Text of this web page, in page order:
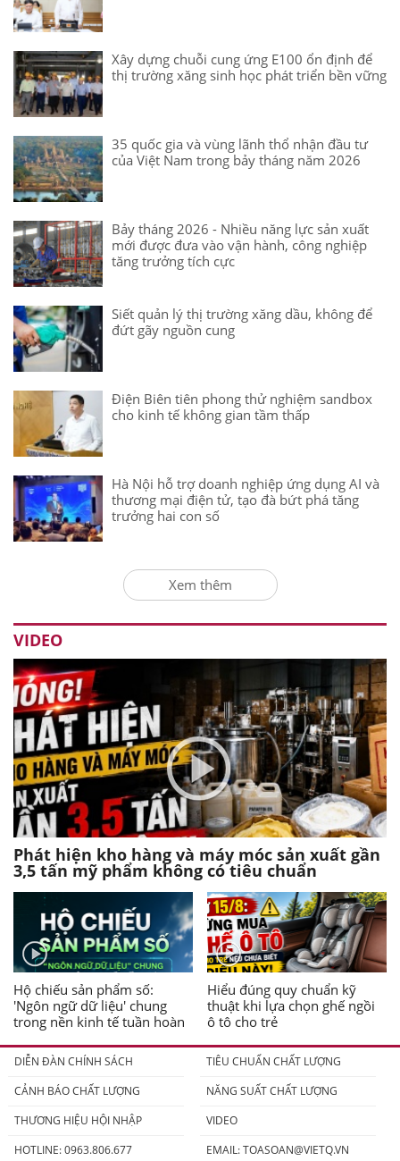
Xây dựng chuỗi cung ứng E100 ổn định để
thị trường xăng sinh học phát triển bền vững
35 quốc gia và vùng lãnh thổ nhận đầu tư
của Việt Nam trong bảy tháng năm 2026
Bảy tháng 2026 - Nhiều năng lực sản xuất
mới được đưa vào vận hành, công nghiệp
tăng trưởng tích cực
Siết quản lý thị trường xăng dầu, không để
đứt gãy nguồn cung
Điện Biên tiên phong thử nghiệm sandbox
cho kinh tế không gian tầm thấp
Hà Nội hỗ trợ doanh nghiệp ứng dụng AI và
thương mại điện tử, tạo đà bứt phá tăng
trưởng hai con số
Xem thêm
VIDEO
Phát hiện kho hàng và máy móc sản xuất gần
3,5 tấn mỹ phẩm không có tiêu chuẩn
Hộ chiếu sản phẩm số:
'Ngôn ngữ dữ liệu' chung
trong nền kinh tế tuần hoàn
Hiểu đúng quy chuẩn kỹ
thuật khi lựa chọn ghế ngồi
ô tô cho trẻ
DIỄN ĐÀN CHÍNH SÁCH
TIÊU CHUẨN CHẤT LƯỢNG
CẢNH BÁO CHẤT LƯỢNG
NĂNG SUẤT CHẤT LƯỢNG
THƯƠNG HIỆU HỘI NHẬP
VIDEO
HOTLINE: 0963.806.677
EMAIL:TOASOAN@VIETQ.VN